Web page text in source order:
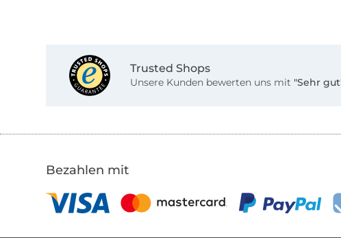
Trusted Shops
Unsere Kunden bewerten uns mit "Sehr
Bezahlen mit